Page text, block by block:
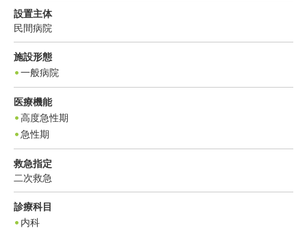
設置主体
民間病院
施設形態
一般病院
医療機能
高度急性期
急性期
救急指定
二次救急
診療科目
内科